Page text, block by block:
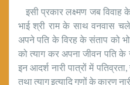
इसी प्रकार लक्ष्मण जब
भाई श्री राम के साथ वनवास चले
अपने पति के विरह के संताप को
को त्याग कर अपना जीवन पति के
इन आदर्श नारी पात्रों में
तथा त्याग इत्यादि गुणों के कारण